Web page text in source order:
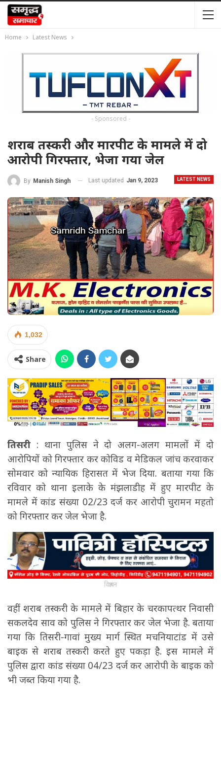
Home Latest News
- Sponsored -
शराब तस्करी और मारपीट के मामले में दो
आरोपी गिरफ्तार, भेजा गया जेल
LATEST NEWS
By Manish Singh Last updated Jan 9, 2023
1,032
Share
तिसरी : थाना पुलिस ने दो अलग-अलग मामलों में दो
आरोपियों को गिरफ्तार कर कोविड व मेडिकल जांच करवाकर
सोमवार को न्यायिक हिरासत में भेज दिया. बताया गया कि
रविवार को थाना इलाके के मंझलाडीह में हुए मारपीट के
मामले में कांड संख्या 02/23 दर्ज कर आरोपी चुरामन महतो
को गिरफ्तार कर जेल भेजा है.
विज्ञापन
वहीं शराब तस्करी के मामले में बिहार के चरकापत्थर निवासी
सकलदेव साव को पुलिस ने गिरफ्तार कर जेल भेजा है. बताया
गया कि तिसरी-गावां मुख्य मार्ग स्थित मचनियाटांड में उसे
बाइक से शराब तस्करी करते हुए पकड़ा है. इस मामले में
पुलिस द्वारा कांड संख्या 04/23 दर्ज कर आरोपी के बाइक को
भी जब्त किया गया है.